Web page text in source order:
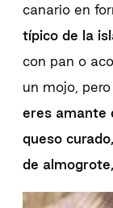
canario en
típico de la
con pan o
un mojo,
eres amante
queso
de